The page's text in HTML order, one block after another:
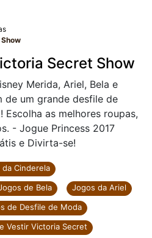
Secret Show
Merida, Ariel, Bela e
de um grande desfile de
as melhores roupas,
- Jogue Princess 2017
e Divirta-se!
Cinderela
de Bela
Jogos da Ariel
de Desfile de Moda
Vestir Victoria Secret